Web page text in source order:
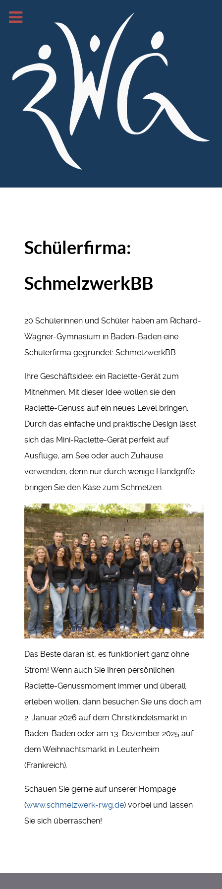
Schülerfirma:
SchmelzwerkBB
20 Schülerinnen und Schüler haben am Richard-
Wagner-Gymnasium in Baden-Baden eine
Schülerfirma gegründet: SchmelzwerkBB.
Ihre Geschäftsidee: ein Raclette-Gerät zum
Mitnehmen. Mit dieser Idee wollen sie den
Raclette-Genuss auf ein neues Level bringen.
Durch das einfache und praktische Design lässt
sich das Mini-Raclette-Gerät perfekt auf
Ausflüge, am See oder auch Zuhause
verwenden, denn nur durch wenige Handgriffe
bringen Sie den Käse zum Schmelzen.
Das Beste daran ist, es funktioniert ganz ohne
Strom! Wenn auch Sie Ihren persönlichen
Raclette-Genussmoment immer und überall
erleben wollen, dann besuchen Sie uns doch am
2. Januar 2026 auf dem Christkindelsmarkt in
Baden-Baden oder am 13. Dezember 2025 auf
dem Weihnachtsmarkt in Leutenheim
(Frankreich).
Schauen Sie gerne auf unserer Hompage
(www.schmelzwerk-rwg.de) vorbei und lassen
Sie sich überraschen!